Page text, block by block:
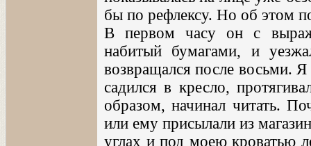
бы по рефлексу. Но об этом
В первом часу он с
набитый бумагами, и
возвращался после восьми.
садился в кресло,
образом, начинал читать.
или ему присылали из
углах и под моею кроватью